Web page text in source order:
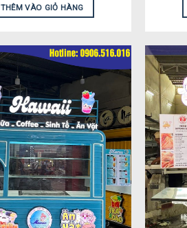
THÊM VÀO GIỎ HÀNG